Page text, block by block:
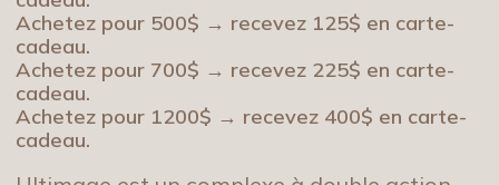
Achetez pour 500$ → recevez 125$ en carte-
cadeau.
Achetez pour 700$ → recevez 225$ en carte-
cadeau.
Achetez pour 1200$ → recevez 400$ en carte-
cadeau.